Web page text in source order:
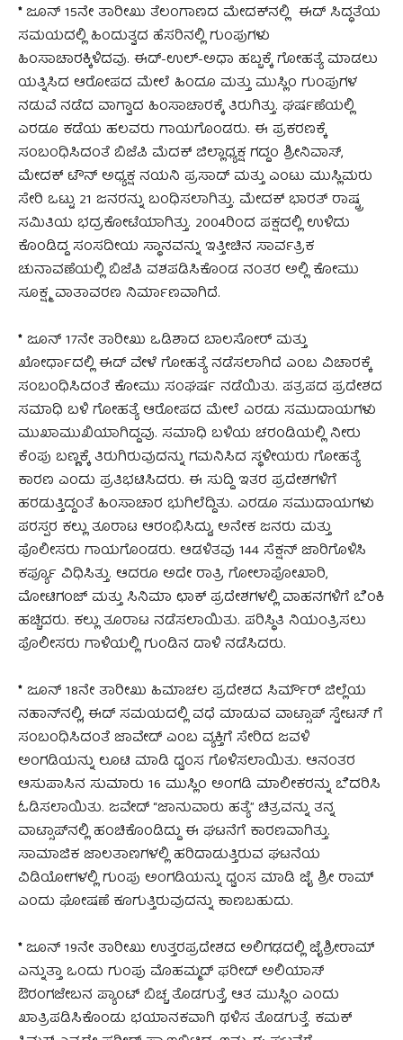
*ಜೂನ್ 15ನೇ ತಾರೀಖು ತೆಲಂಗಾಣದ ಮೇದಕ್‌ನಲ್ಲಿ ಈದ್ ಸಿದ್ಧತೆಯ
ಸಮಯದಲ್ಲಿ ಹಿಂದುತ್ವದ ಹೆಸರಿನಲ್ಲಿ ಗುಂಪುಗಳು
ಹಿಂಸಾಚಾರಕ್ಕಿಳಿದವು. ಈದ್-ಉಲ್-ಅಧಾ ಹಬ್ಬಕ್ಕೆ ಗೋಹತ್ಯೆ ಮಾಡಲು
ಯತ್ನಿಸಿದ ಆರೋಪದ ಮೇಲೆ ಹಿಂದೂ ಮತ್ತು ಮುಸ್ಲಿಂ ಗುಂಪುಗಳ
ನಡುವೆ ನಡೆದ ವಾಗ್ವಾದ ಹಿಂಸಾಚಾರಕ್ಕೆ ತಿರುಗಿತ್ತು. ಘರ್ಷಣೆಯಲ್ಲಿ
ಎರಡೂ ಕಡೆಯ ಹಲವರು ಗಾಯಗೊಂಡರು. ಈ ಪ್ರಕರಣಕ್ಕೆ
ಸಂಬಂಧಿಸಿದಂತೆ ಬಿಜೆಪಿ ಮೆದಕ್ ಜಿಲ್ಲಾಧ್ಯಕ್ಷ ಗದ್ದಂ ಶ್ರೀನಿವಾಸ್,
ಮೇದಕ್ ಟೌನ್ ಅಧ್ಯಕ್ಷ ನಯನಿ ಪ್ರಸಾದ್ ಮತ್ತು ಎಂಟು ಮುಸ್ಲಿಮರು
ಸೇರಿ ಒಟ್ಟು 21 ಜನರನ್ನು ಬಂಧಿಸಲಾಗಿತ್ತು. ಮೇದಕ್ ಭಾರತ್ ರಾಷ್ಟ್ರ
ಸಮಿತಿಯ ಭದ್ರಕೋಟೆಯಾಗಿತ್ತು. 2004ರಿಂದ ಪಕ್ಷದಲ್ಲಿ ಉಳಿದು
ಕೊಂಡಿದ್ದ ಸಂಸದೀಯ ಸ್ಥಾನವನ್ನು ಇತ್ತೀಚಿನ ಸಾರ್ವತ್ರಿಕ
ಚುನಾವಣೆಯಲ್ಲಿ ಬಿಜೆಪಿ ವಶಪಡಿಸಿಕೊಂಡ ನಂತರ ಅಲ್ಲಿ ಕೋಮು
ಸೂಕ್ಷ್ಮ ವಾತಾವರಣ ನಿರ್ಮಾಣವಾಗಿದೆ.
*ಜೂನ್ 17ನೇ ತಾರೀಖು ಒಡಿಶಾದ ಬಾಲಸೋರ್ ಮತ್ತು
ಖೋರ್ಧಾದಲ್ಲಿ ಈದ್ ವೇಳೆ ಗೋಹತ್ಯೆ ನಡೆಸಲಾಗಿದೆ ಎಂಬ ವಿಚಾರಕ್ಕೆ
ಸಂಬಂಧಿಸಿದಂತೆ ಕೋಮು ಸಂಘರ್ಷ ನಡೆಯಿತು. ಪತ್ರಪದ ಪ್ರದೇಶದ
ಸಮಾಧಿ ಬಳಿ ಗೋಹತ್ಯೆ ಆರೋಪದ ಮೇಲೆ ಎರಡು ಸಮುದಾಯಗಳು
ಮುಖಾಮುಖಿಯಾಗಿದ್ದವು. ಸಮಾಧಿ ಬಳಿಯ ಚರಂಡಿಯಲ್ಲಿ ನೀರು
ಕೆಂಪು ಬಣ್ಣಕ್ಕೆ ತಿರುಗಿರುವುದನ್ನು ಗಮನಿಸಿದ ಸ್ಥಳೀಯರು ಗೋಹತ್ಯೆ
ಕಾರಣ ಎಂದು ಪ್ರತಿಭಟಿಸಿದರು. ಈ ಸುದ್ದಿ ಇತರ ಪ್ರದೇಶಗಳಿಗೆ
ಹರಡುತ್ತಿದ್ದಂತೆ ಹಿಂಸಾಚಾರ ಭುಗಿಲೆದ್ದಿತು. ಎರಡೂ ಸಮುದಾಯಗಳು
ಪರಸ್ಪರ ಕಲ್ಲು ತೂರಾಟ ಆರಂಭಿಸಿದ್ದು, ಅನೇಕ ಜನರು ಮತ್ತು
ಪೊಲೀಸರು ಗಾಯಗೊಂಡರು. ಆಡಳಿತವು 144 ಸೆಕ್ಷನ್ ಜಾರಿಗೊಳಿಸಿ
ಕರ್ಫ್ಯೂ ವಿಧಿಸಿತ್ತು. ಆದರೂ ಅದೇ ರಾತ್ರಿ ಗೋಲಾಪೋಖಾರಿ,
ಮೋಟಿಗಂಜ್ ಮತ್ತು ಸಿನಿಮಾ ಛಾಕ್ ಪ್ರದೇಶಗಳಲ್ಲಿ ವಾಹನಗಳಿಗೆ ಬೆಂಕಿ
ಹಚ್ಚಿದರು. ಕಲ್ಲು ತೂರಾಟ ನಡೆಸಲಾಯಿತು. ಪರಿಸ್ಥಿತಿ ನಿಯಂತ್ರಿಸಲು
ಪೊಲೀಸರು ಗಾಳಿಯಲ್ಲಿ ಗುಂಡಿನ ದಾಳಿ ನಡೆಸಿದರು.
*ಜೂನ್ 18ನೇ ತಾರೀಖು ಹಿಮಾಚಲ ಪ್ರದೇಶದ ಸಿರ್ಮೌರ್ ಜಿಲ್ಲೆಯ
ನಹಾನ್‌ನಲ್ಲಿ, ಈದ್ ಸಮಯದಲ್ಲಿ ವಧೆ ಮಾಡುವ ವಾಟ್ಸಾಪ್ ಸ್ಟೇಟಸ್ ಗೆ
ಸಂಬಂಧಿಸಿದಂತೆ ಜಾವೇದ್ ಎಂಬ ವ್ಯಕ್ತಿಗೆ ಸೇರಿದ ಜವಳಿ
ಅಂಗಡಿಯನ್ನು ಲೂಟಿ ಮಾಡಿ ಧ್ವಂಸ ಗೊಳಿಸಲಾಯಿತು. ಆನಂತರ
ಆಸುಪಾಸಿನ ಸುಮಾರು 16 ಮುಸ್ಲಿಂ ಅಂಗಡಿ ಮಾಲೀಕರನ್ನು ಬೆದರಿಸಿ
ಓಡಿಸಲಾಯಿತು. ಜವೇದ್ “ಜಾನುವಾರು ಹತ್ಯೆ” ಚಿತ್ರವನ್ನು ತನ್ನ
ವಾಟ್ಸಾಪ್‌ನಲ್ಲಿ ಹಂಚಿಕೊಂಡಿದ್ದು ಈ ಘಟನೆಗೆ ಕಾರಣವಾಗಿತ್ತು.
ಸಾಮಾಜಿಕ ಜಾಲತಾಣಗಳಲ್ಲಿ ಹರಿದಾಡುತ್ತಿರುವ ಘಟನೆಯ
ವಿಡಿಯೋಗಳಲ್ಲಿ ಗುಂಪು ಅಂಗಡಿಯನ್ನು ಧ್ವಂಸ ಮಾಡಿ ಜೈ ಶ್ರೀ ರಾಮ್
ಎಂದು ಘೋಷಣೆ ಕೂಗುತ್ತಿರುವುದನ್ನು ಕಾಣಬಹುದು.
*ಜೂನ್ 19ನೇ ತಾರೀಖು ಉತ್ತರಪ್ರದೇಶದ ಅಲಿಗಢದಲ್ಲಿ ಜೈಶ್ರೀರಾಮ್
ಎನ್ನುತ್ತಾ ಒಂದು ಗುಂಪು ಮೊಹಮ್ಮದ್ ಫರೀದ್ ಅಲಿಯಾಸ್
ಔರಂಗಜೇಬನ ಪ್ಯಾಂಟ್ ಬಿಚ್ಚ ತೊಡಗುತ್ತೆ, ಆತ ಮುಸ್ಲಿಂ ಎಂದು
ಖಾತ್ರಿಪಡಿಸಿಕೊಂಡು ಭಯಾನಕವಾಗಿ ಥಳಿಸ ತೊಡಗುತ್ತೆ. ಕಮಕ್